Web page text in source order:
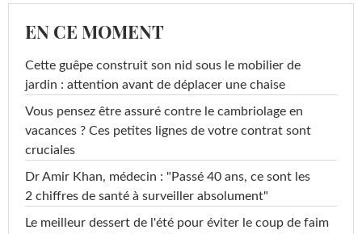
EN CE MOMENT
Cette guêpe construit son nid sous le mobilier de
jardin : attention avant de déplacer une chaise
Vous pensez être assuré contre le cambriolage en
vacances ? Ces petites lignes de votre contrat sont
cruciales
Dr Amir Khan, médecin : "Passé 40 ans, ce sont les
2 chiffres de santé à surveiller absolument"
Le meilleur dessert de l'été pour éviter le coup de faim